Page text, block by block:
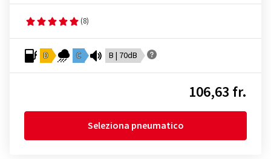
(8)
D C B | 70dB
106,63 fr.
Seleziona pneumatico